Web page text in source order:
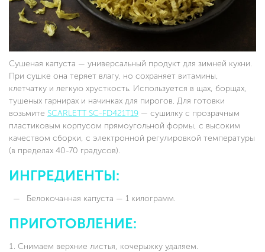
Сушеная капуста — универсальный продукт для зимней кухни.
При сушке она теряет влагу, но сохраняет витамины,
клетчатку и легкую хрусткость. Используется в щах, борщах,
тушеных гарнирах и начинках для пирогов. Для готовки
возьмите SCARLETT SC-FD421T19 — сушилку с прозрачным
пластиковым корпусом прямоугольной формы, с высоким
качеством сборки, с электронной регулировкой температуры
(в пределах 40-70 градусов).
ИНГРЕДИЕНТЫ:
Белокочанная капуста — 1 килограмм.
ПРИГОТОВЛЕНИЕ:
Снимаем верхние листья, кочерыжку удаляем.